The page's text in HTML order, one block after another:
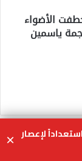
الأضواء
ياسمين
لإعصار ×